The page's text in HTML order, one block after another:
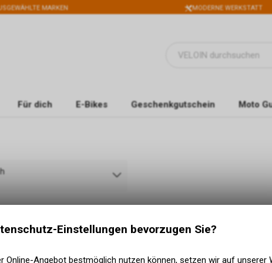
MARKEN MODERNE WERKSTATT
Für dich E-Bikes Geschenkgutschein Moto
Einstellungen bevorzugen Sie?
Online-Angebot bestmöglich nutzen können, setzen wir auf unserer